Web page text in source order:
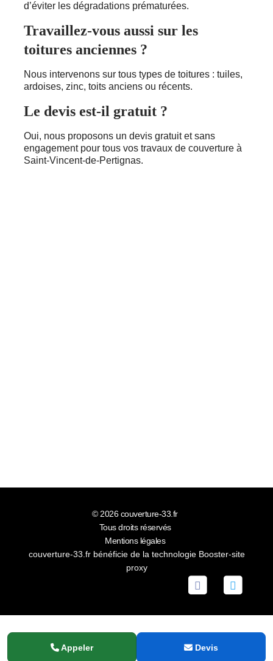
d’éviter les dégradations prématurées.
Travaillez-vous aussi sur les
toitures anciennes ?
Nous intervenons sur tous types de toitures : tuiles,
ardoises, zinc, toits anciens ou récents.
Le devis est-il gratuit ?
Oui, nous proposons un devis gratuit et sans
engagement pour tous vos travaux de couverture à
Saint-Vincent-de-Pertignas.
Appeler Devis
© 2026couverture-33.fr
Tous droits réservés
Mentions légales
couverture-33.fr bénéficie de la technologie Booster-site
proxy